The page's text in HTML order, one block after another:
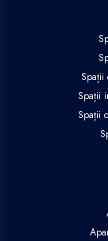
Spații
Spații
Spații